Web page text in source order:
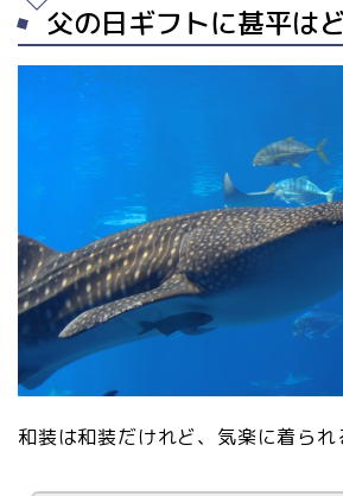
父の日ギフトに甚平は
和装は和装だけれど、気楽に着られ